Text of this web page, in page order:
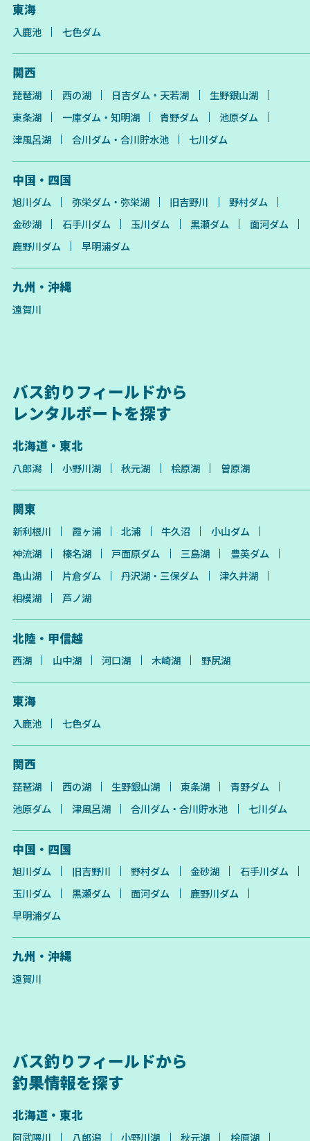
東海
入鹿池 七色ダム
関西
琵琶湖 西の湖 日吉ダム・天若湖
生野銀山湖
東条湖
一庫ダム・知明湖 青野ダム
池原ダム
津風呂湖
合川ダム・合川貯水池 七川ダム
中国・四国
旭川ダム 弥栄ダム・弥栄湖 旧吉野川
野村ダム
金砂湖
石手川ダム 玉川ダム 黒瀬ダム
面河ダム
鹿野川ダム
早明浦ダム
九州・沖縄
遠賀川
バス釣りフィールドから
レンタルボートを探す
北海道・東北
八郎潟 小野川湖 秋元湖 桧原湖 曽原湖
関東
新利根川 霞ヶ浦 北浦 牛久沼
小山ダム
神流湖
榛名湖 戸面原ダム 三島湖
豊英ダム
亀山湖
片倉ダム 丹沢湖・三保ダム
津久井湖
相模湖
芦ノ湖
北陸・甲信越
西湖 山中湖 河口湖 木崎湖 野尻湖
東海
入鹿池 七色ダム
関西
琵琶湖 西の湖 生野銀山湖 東条湖
青野ダム
池原ダム
津風呂湖 合川ダム・合川貯水池 七川ダム
中国・四国
旭川ダム 旧吉野川 野村ダム 金砂湖
石手川ダム
玉川ダム
黒瀬ダム 面河ダム
鹿野川ダム
早明浦ダム
九州・沖縄
遠賀川
バス釣りフィールドから
釣果情報を探す
北海道・東北
阿武隈川 八郎潟 小野川湖 秋元湖 桧原湖